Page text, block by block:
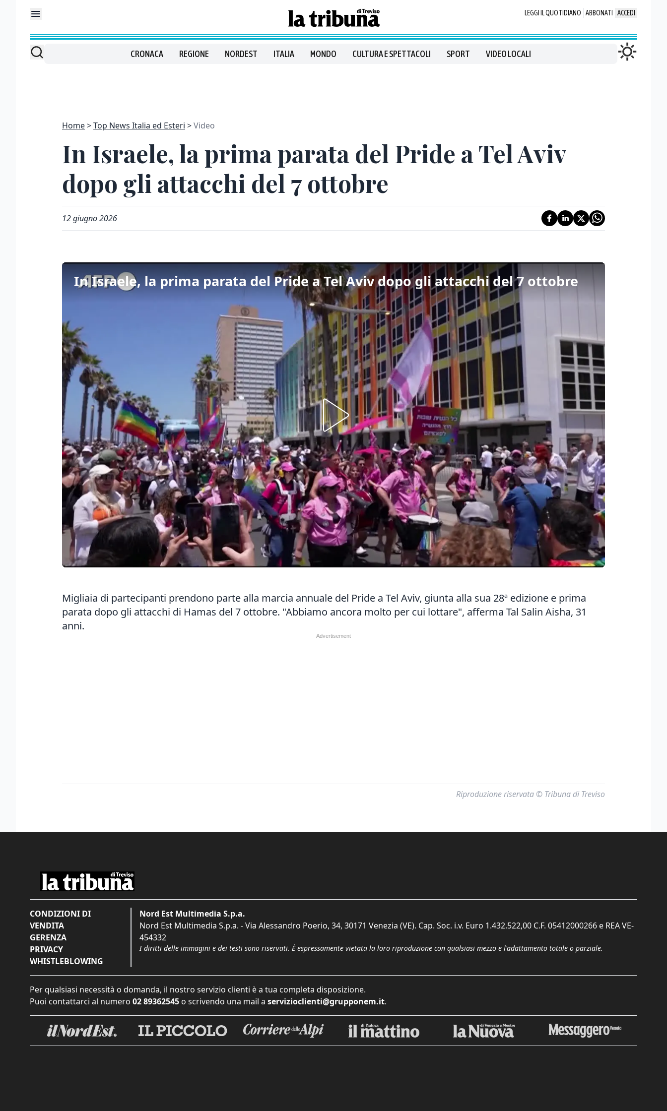
LEGGI IL QUOTIDIANO ABBONATI ACCEDI
CRONACA REGIONE NORDEST ITALIA MONDO CULTURA E SPETTACOLI SPORT VIDEO LOCALI
Home Top News Italia ed Esteri Video
In Israele, la prima parata del Pride a Tel Aviv
dopo gli attacchi del 7 ottobre
12 giugno 2026
In Israele, la prima parata del Pride a Tel Aviv dopo gli attacchi del 7 ottobre
Migliaia di partecipanti prendono parte alla marcia annuale del Pride a Tel Aviv, giunta alla sua 28ª edizione e prima
parata dopo gli attacchi di Hamas del 7 ottobre. "Abbiamo ancora molto per cui lottare", afferma Tal Salin Aisha, 31
anni.
Riproduzione riservata © Tribuna di Treviso
CONDIZIONI DI
VENDITA
GERENZA
PRIVACY
WHISTLEBLOWING
Nord Est Multimedia S.p.a.
Nord Est Multimedia S.p.a. - Via Alessandro Poerio, 34, 30171 Venezia (VE). Cap. Soc. i.v. Euro 1.432.522,00 C.F. 05412000266 e REA VE-
454332
I diritti delle immagini e dei testi sono riservati. È espressamente vietata la loro riproduzione con qualsiasi mezzo e l'adattamento totale o parziale.
Per qualsiasi necessità o domanda, il nostro servizio clienti è a tua completa disposizione.
Puoi contattarci al numero 02 89362545 o scrivendo una mail a servizioclienti@grupponem.it.